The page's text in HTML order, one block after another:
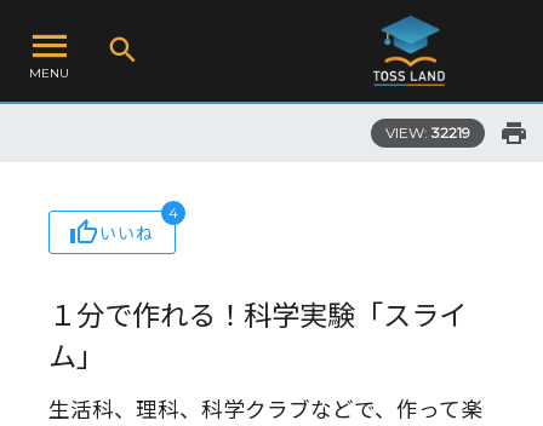
MENU
VIEW: 32219
いいね
4
１分で作れる！科学実験「スライ
ム」
生活科、理科、科学クラブなどで、作って楽